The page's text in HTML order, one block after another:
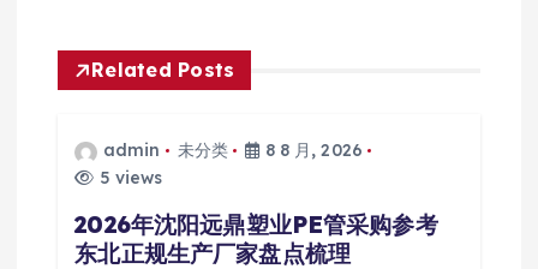
Related Posts
admin 未分类
8 8 月, 2026
5 views
2026年沈阳远鼎塑业PE管采购参考
东北正规生产厂家盘点梳理